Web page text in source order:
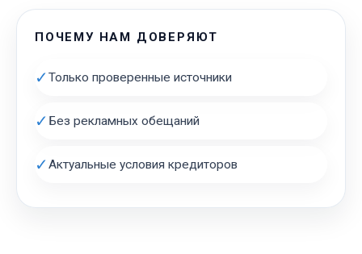
ПОЧЕМУ НАМ ДОВЕРЯЮТ
✓Только проверенные источники
✓ Без рекламных обещаний
✓Актуальные условия кредиторов